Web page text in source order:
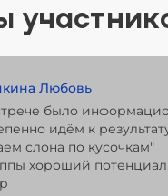
Любовь
было
идём к
слона по кусочкам"
хороший